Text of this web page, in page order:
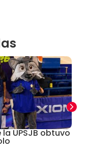
(3)
Deportivo (28)
(24)
UPSJB obtuvo